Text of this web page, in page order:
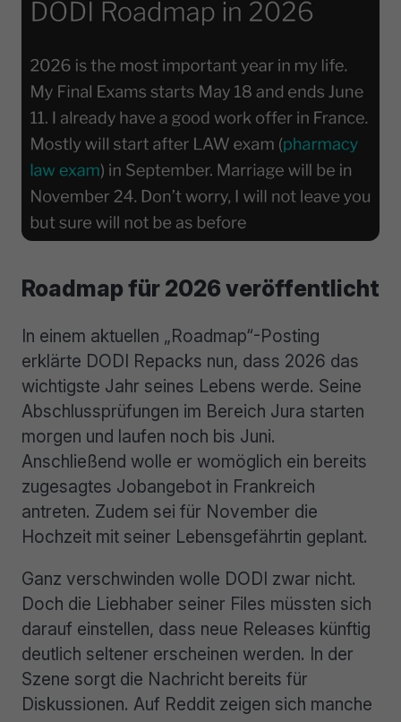
Roadmap für 2026 veröffentlicht
In einem aktuellen „Roadmap“-Posting
erklärte DODI Repacks nun, dass 2026 das
wichtigste Jahr seines Lebens werde. Seine
Abschlussprüfungen im Bereich Jura starten
morgen und laufen noch bis Juni.
Anschließend wolle er womöglich ein bereits
zugesagtes Jobangebot in Frankreich
antreten. Zudem sei für November die
Hochzeit mit seiner Lebensgefährtin geplant.
Ganz verschwinden wolle DODI zwar nicht.
Doch die Liebhaber seiner Files müssten sich
darauf einstellen, dass neue Releases künftig
deutlich seltener erscheinen werden. In der
Szene sorgt die Nachricht bereits für
Diskussionen. Auf Reddit zeigen sich manche